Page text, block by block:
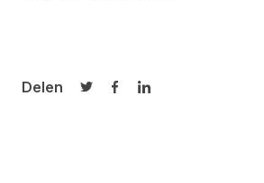
Delen
Delen op Twitter
Delen op Facebook
Delen op LinkedIn